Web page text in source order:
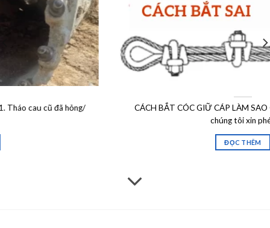
CÁCH BẮT CÓC GIỮ CÁP LÀM SAO CHO ĐÚNG? Dưới dây